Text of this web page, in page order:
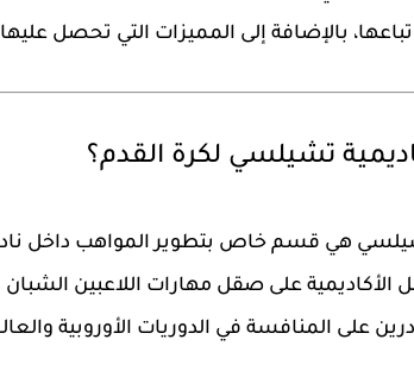
بالإضافة إلى المميزات التي تحصل عليها
تشيلسي لكرة القدم؟
هي قسم خاص بتطوير المواهب داخل نادي
الأكاديمية على صقل مهارات اللاعبين
على المنافسة في الدوريات الأوروبية